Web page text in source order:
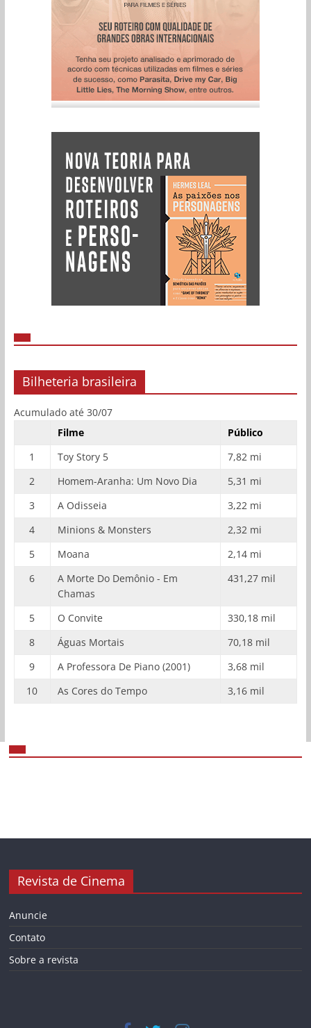
Bilheteria brasileira
Acumulado até 30/07
Filme
Público
1
Toy Story 5
7,82 mi
2
Homem-Aranha: Um Novo Dia
5,31 mi
3
A Odisseia
3,22 mi
4
Minions & Monsters
2,32 mi
5
Moana
2,14 mi
6
A Morte Do Demônio - Em
Chamas
431,27 mil
5 O Convite
330,18 mil
8
Águas Mortais
70,18 mil
9
A Professora De Piano (2001)
3,68 mil
10
As Cores do Tempo 3,16 mil
Revista de Cinema
Anuncie
Contato
Sobre a revista